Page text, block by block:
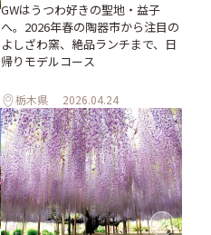
GWはうつわ好きの聖地・益子
へ。2026年春の陶器市から注目の
よしざわ窯、絶品ランチまで、日
帰りモデルコース
栃木県 2026.04.24